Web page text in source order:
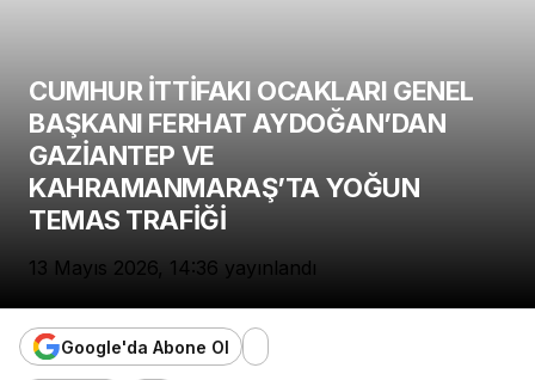
CUMHUR İTTİFAKI OCAKLARI GENEL
BAŞKANI FERHAT AYDOĞAN’DAN
GAZİANTEP VE
KAHRAMANMARAŞ’TA YOĞUN
TEMAS TRAFİĞİ
13 Mayıs 2026, 14:36 yayınlandı
Google'da Abone Ol